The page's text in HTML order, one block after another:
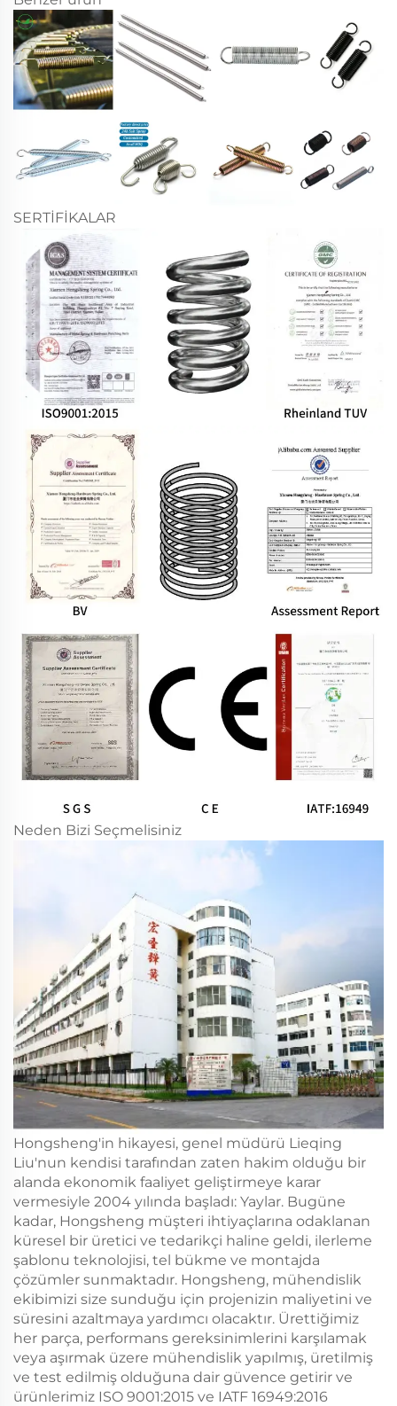
SERTİFİKALAR
Neden Bizi Seçmelisiniz
Hongsheng'in hikayesi, genel müdürü Lieqing
Liu'nun kendisi tarafından zaten hakim olduğu bir
alanda ekonomik faaliyet geliştirmeye karar
vermesiyle 2004 yılında başladı: Yaylar. Bugüne
kadar, Hongsheng müşteri ihtiyaçlarına odaklanan
küresel bir üretici ve tedarikçi haline geldi, ilerleme
şablonu teknolojisi, tel bükme ve montajda
çözümler sunmaktadır. Hongsheng, mühendislik
ekibimizi size sunduğu için projenizin maliyetini ve
süresini azaltmaya yardımcı olacaktır. Ürettiğimiz
her parça, performans gereksinimlerini karşılamak
veya aşırmak üzere mühendislik yapılmış, üretilmiş
ve test edilmiş olduğuna dair güvence getirir ve
ürünlerimiz ISO 9001:2015 ve IATF 16949:2016